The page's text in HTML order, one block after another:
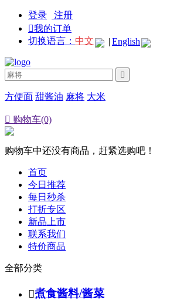
登录
注册
我的订单
切换语言： 中文 | English

方便面 甜酱油 麻将 大米
 购物车(0)
购物车中还没有商品，赶紧选购吧！
首页
今日推荐
每日秒杀
打折专区
新品上市
联系我们
特价商品
全部分类
煮食酱料/酱菜